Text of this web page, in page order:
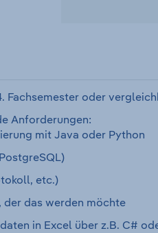
oder
Anforderungen:
mit Java oder Python
etc.)
der das werden möchte
in Excel über z.B. C#